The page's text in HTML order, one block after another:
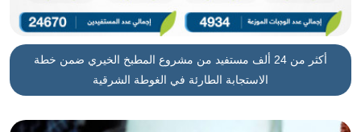
أكثر من 24 ألف مستفيد من مشروع المطبخ الخيري ضمن خطة
الاستجابة الطارئة في الغوطة الشرقية